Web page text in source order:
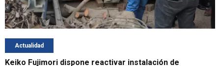
Actualidad
Keiko Fujimori dispone reactivar instalación de